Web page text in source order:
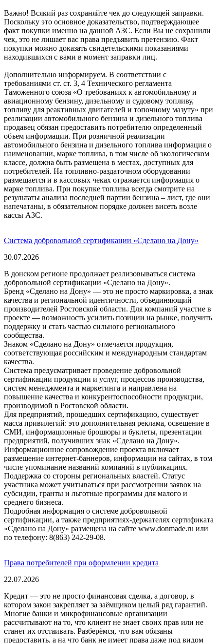
Важно! Всякий раз сохраняйте чек до следующей заправки.
Поскольку это основное доказательство, подтверждающее
факт покупки именно на данной АЗС. Если Вы не сохранили
чек, это не лишает вас права предъявить претензию. Факт
покупки можно доказать свидетельскими показаниями
находившихся с вами в момент заправки лиц.
Дополнительно информируем. В соответствии с
требованиями ст. ст. 3, 4 Технического регламента
Таможенного союза «О требованиях к автомобильному и
авиационному бензину, дизельному и судовому топливу,
топливу для реактивных двигателей и топочному мазуту» при
реализации автомобильного бензина и дизельного топлива
продавец обязан предоставить потребителю определенный
объем информации. При розничной реализации
автомобильного бензина и дизельного топлива информация о
наименовании, марке топлива, в том числе об экологическом
классе, должна быть размещена в местах, доступных для
потребителей. На топливно-раздаточном оборудовании
размещается и в кассовых чеках отражается информация о
марке топлива. При покупке топлива всегда смотрите на
результаты анализа последней партии бензина – лист, где они
напечатаны, в обязательном порядке должен висеть возле
кассы АЗС.
Система добровольной сертификации «Сделано на Дону»
30.07.2026
В донском регионе продолжает реализовываться система
добровольной сертификации «Сделано на Дону».
Бренд «Сделано на Дону» — это не просто маркировка, а знак
качества и региональной идентичности, объединяющий
производителей Ростовской области. Для компаний участие в
проекте — возможность усилить позиции на рынке, получить
поддержку и стать частью сильного регионального
сообщества.
Знаком «Сделано на Дону» отмечается продукция,
соответствующая российским и международным стандартам
качества.
Система предусматривает проведение добровольной
сертификации продукции и услуг, процессов производства,
систем менеджмента и маркетинга и направлена на
повышение качества и конкурентоспособности продукции,
производимой в Ростовской области.
Для предприятий, прошедших сертификацию, существует
масса привилегий: это дополнительная реклама, освещение в
СМИ, информационные брошюры и буклеты, презентации
предприятий, получивших знак «Сделано на Дону».
Информационное сопровождение проекта включает
размещение интернет-баннеров, информации на сайтах, в том
числе упоминание названий компаний в публикациях.
Поддержка со стороны региональных властей. Статус
участника может учитываться при рассмотрении заявок на
субсидии, гранты и льготные программы для малого и
среднего бизнеса.
Подробная информация о системе добровольной
сертификации, а также предприятиях-держателях сертификата
«Сделано на Дону» размещена на сайте www.donmade.ru или
по телефону: 8(863) 242-29-08.
Права потребителей при оформлении кредита
22.07.2026
Кредит — это не просто финансовая сделка, а договор, в
котором закон закрепляет за заёмщиком целый ряд гарантий.
Многие банки и микрофинансовые организации
рассчитывают на то, что клиент не знает своих прав или не
станет их отстаивать. Разберёмся, что вам обязаны
предоставить, а на что банк не имеет права даже под видом